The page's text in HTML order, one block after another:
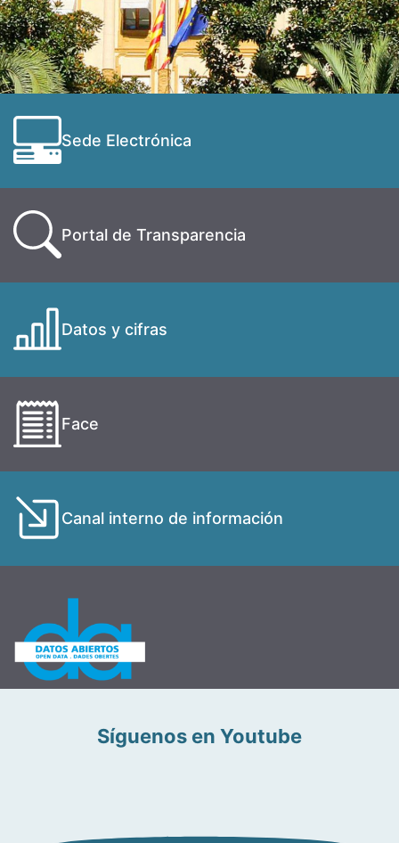
Sede Electrónica
Portal de Transparencia
Datos y cifras
Face
Canal interno de información
Síguenos en Youtube